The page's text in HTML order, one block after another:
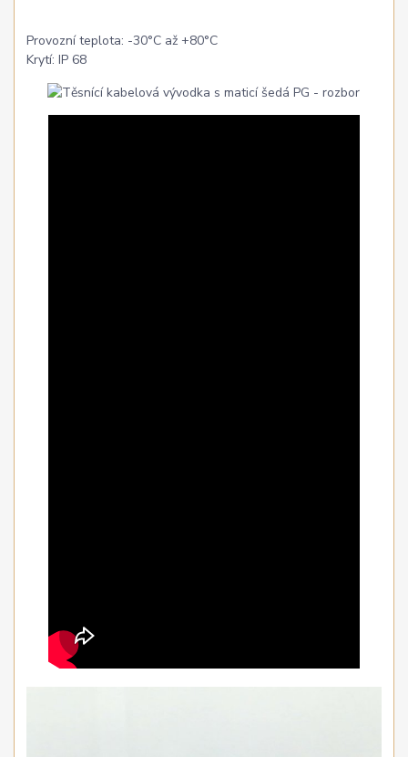
Provozní teplota: -30°C až +80°C
Krytí: IP 68